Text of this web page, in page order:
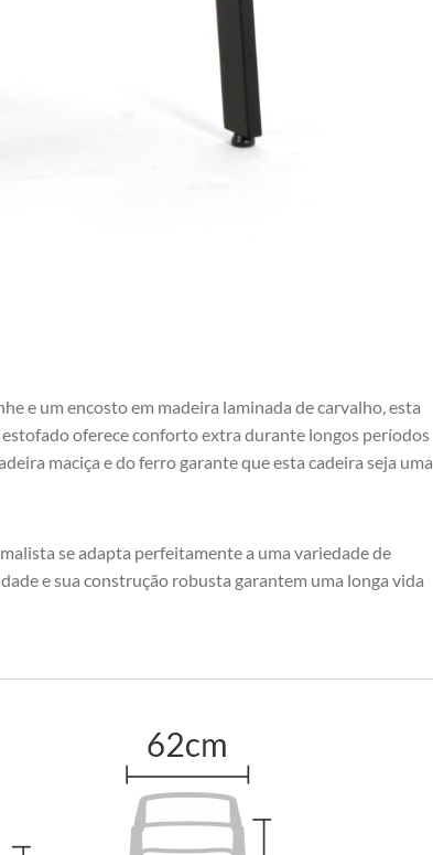
e um encosto em madeira laminada de carvalho, esta
oferece conforto extra durante longos períodos
maciça e do ferro garante que esta cadeira seja uma
se adapta perfeitamente a uma variedade de
e sua construção robusta garantem uma longa vida